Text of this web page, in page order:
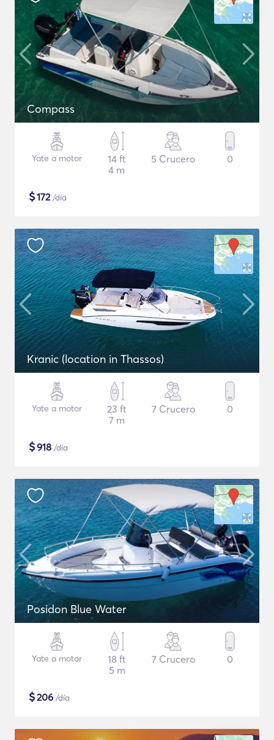
Compass
Yate a motor
14 ft
4 m
5 Crucero 0
$172/día
Kranic (location in Thassos)
Yate a motor
23 ft
7 m
7 Crucero 0
$918 /día
Posidon Blue Water
Yate a motor
18 ft
5 m
7 Crucero 0
$206 /día